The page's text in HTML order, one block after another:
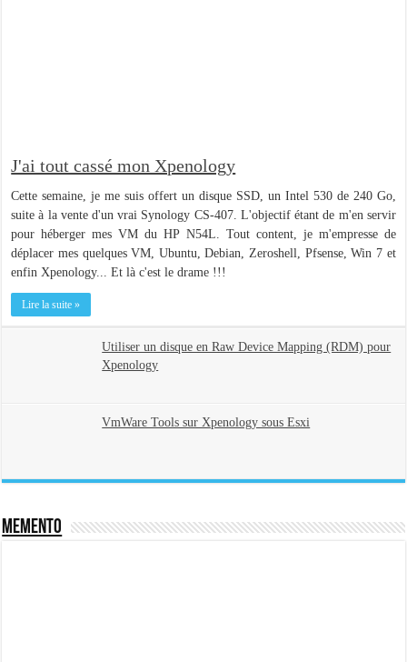
J'ai tout cassé mon Xpenology
Cette semaine, je me suis offert un disque SSD, un Intel 530 de 240 Go,
suite à la vente d'un vrai Synology CS-407. L'objectif étant de m'en servir
pour héberger mes VM du HP N54L. Tout content, je m'empresse de
déplacer mes quelques VM, Ubuntu, Debian, Zeroshell, Pfsense, Win 7 et
enfin Xpenology... Et là c'est le drame !!!
Lire la suite »
Utiliser un disque en Raw Device Mapping (RDM) pour
Xpenology
VmWare Tools sur Xpenology sous Esxi
Memento